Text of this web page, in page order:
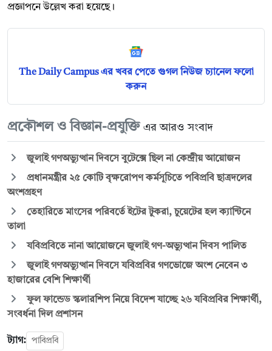
প্রজ্ঞাপনে উল্লেখ করা হয়েছে।
The Daily Campus এর খবর পেতে গুগল নিউজ চ্যানেল ফলো
করুন
প্রকৌশল ও বিজ্ঞান-প্রযুক্তি এর আরও সংবাদ
জুলাই গণঅভ্যুত্থান দিবসে বুটেক্সে ছিল না কেন্দ্রীয় আয়োজন
প্রধানমন্ত্রীর ২৫ কোটি বৃক্ষরোপণ কর্মসূচিতে পবিপ্রবি ছাত্রদলের
অংশগ্রহণ
তেহারিতে মাংসের পরিবর্তে ইটের টুকরা, চুয়েটের হল ক্যান্টিনে
তালা
যবিপ্রবিতে নানা আয়োজনে জুলাই গণ-অভ্যুত্থান দিবস পালিত
জুলাই গণঅভ্যুত্থান দিবসে যবিপ্রবির গণভোজে অংশ নেবেন ৩
হাজারের বেশি শিক্ষার্থী
ফুল ফান্ডেড স্কলারশিপ নিয়ে বিদেশ যাচ্ছে ২৬ যবিপ্রবির শিক্ষার্থী,
সংবর্ধনা দিল প্রশাসন
ট্যাগ: পাবিপ্রবি